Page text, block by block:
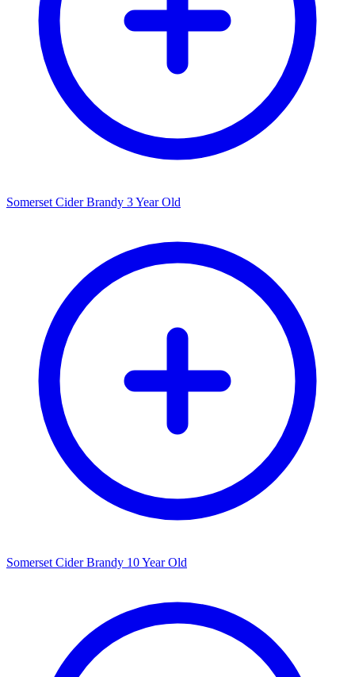
Somerset Cider Brandy 3 Year Old
Somerset Cider Brandy 10 Year Old